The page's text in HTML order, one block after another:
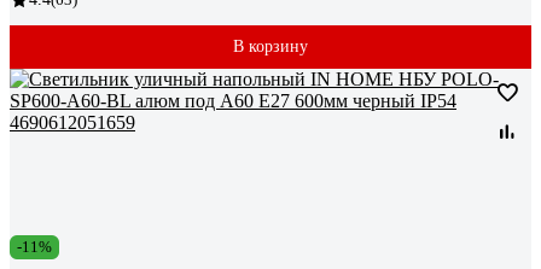
В корзину
-11%